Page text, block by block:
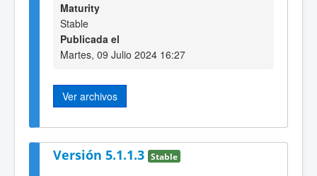
Maturity
Stable
Publicada el
Martes, 09 Julio 2024 16:27
Ver archivos
Versión 5.1.1.3 Stable